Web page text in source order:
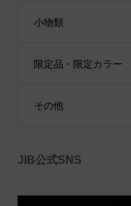
小物類
限定品・限定カラー
その他
JIB公式SNS